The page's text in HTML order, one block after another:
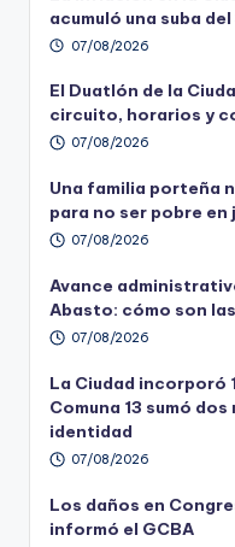
acumuló una suba
07/08/2026
El Duatlón de la
circuito, horarios y
07/08/2026
Una familia porteña
para no ser pobre en
07/08/2026
Avance
Abasto: cómo son
07/08/2026
La Ciudad incorporó
Comuna 13 sumó
identidad
07/08/2026
Los daños en
informó el GCBA